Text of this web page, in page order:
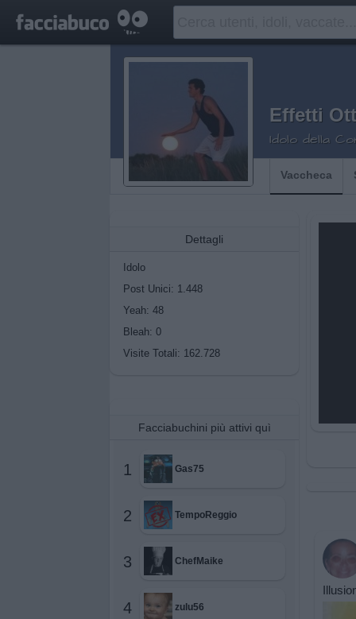
Effetti
Idolo della
Vaccheca
Dettagli
Idolo
Post Unici: 1.448
Yeah: 48
Bleah: 0
Visite Totali: 162.728
Facciabuchini più attivi quì
1 Gas75
2 TempoReggio
3 ChefMaike
4 zulu56